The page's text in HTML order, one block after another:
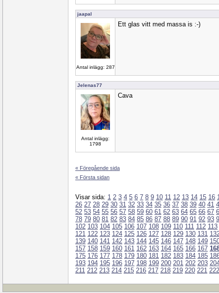
jaapal
Antal inlägg: 287
Ett glas vitt med massa is :-)
Jelenas77
Antal inlägg:
1798
Cava
« Föregående sida
« Första sidan
Visar sida: 1 2 3 4 5 6 7 8 9 10 11 12 13 14 15 16
26 27 28 29 30 31 32 33 34 35 36 37 38 39 40 41
52 53 54 55 56 57 58 59 60 61 62 63 64 65 66 67
78 79 80 81 82 83 84 85 86 87 88 89 90 91 92 93
102 103 104 105 106 107 108 109 110 111 112 113
121 122 123 124 125 126 127 128 129 130 131
139 140 141 142 143 144 145 146 147 148 149
157 158 159 160 161 162 163 164 165 166 167
175 176 177 178 179 180 181 182 183 184 185
193 194 195 196 197 198 199 200 201 202 203
211 212 213 214 215 216 217 218 219 220 221 222